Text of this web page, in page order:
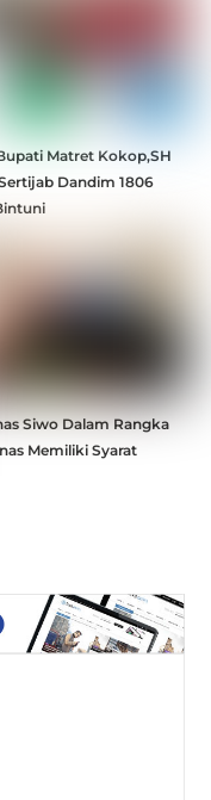
Matret Kokop,SH
Dandim 1806
Siwo Dalam Rangka
Memiliki Syarat